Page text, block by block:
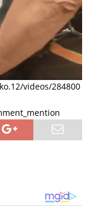
videos/284800